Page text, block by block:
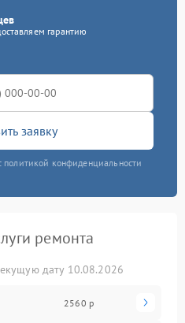
гарантию
заявку
политикой конфиденциальности
ремонта
дату 10.08.2026
2560 р